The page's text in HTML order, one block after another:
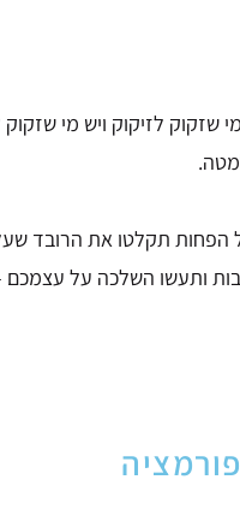
לזיקוק ויש מי שזקוק
הפחות תקלטו את הרובד
ותעשו השלכה על עצמכם